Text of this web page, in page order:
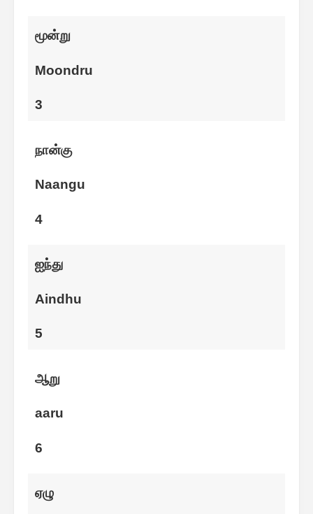
மூன்று
Moondru
3
நான்கு
Naangu
4
ஐந்து
Aindhu
5
ஆறு
aaru
6
ஏழு